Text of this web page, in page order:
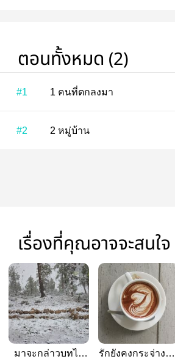
ตอนทั้งหมด (2)
#1 1 คนที่ตกลงมา
#2 2 หมู่บ้าน
เรื่องที่คุณอาจจะสนใจ
มาจะกล่าวบทไป
รักยังคงกระจ่างชัด